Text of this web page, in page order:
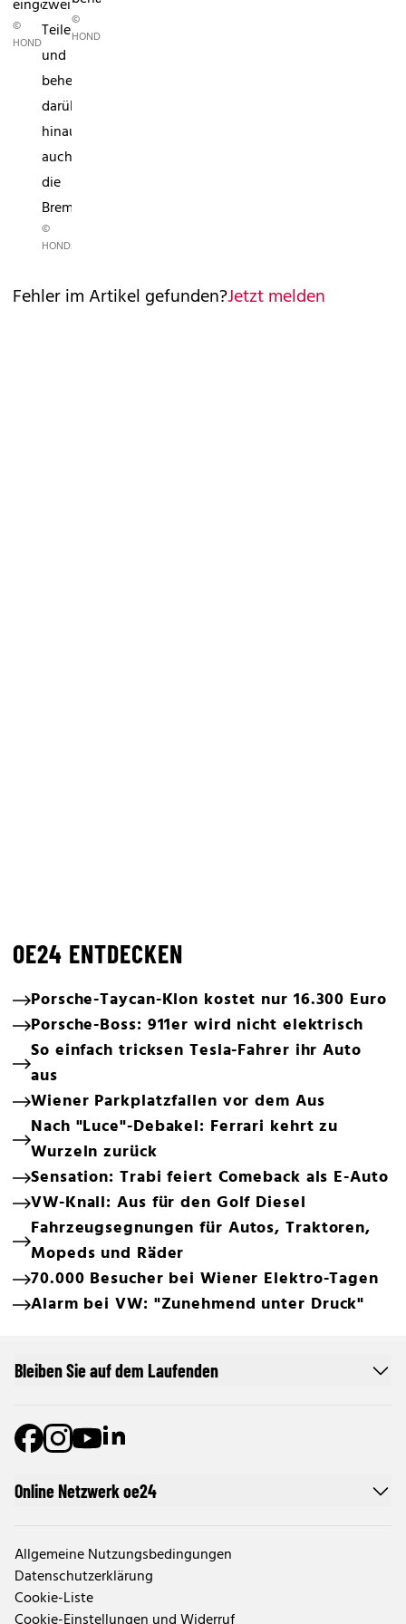
eingebüßt.
©
HONDA
zwei
Teile
und
beherbergt
darüber
hinaus
auch
die
Bremsleuchte.
©
HONDA
©
HONDA
Fehler im Artikel gefunden?Jetzt melden
OE24 ENTDECKEN
Porsche-Taycan-Klon kostet nur 16.300 Euro
Porsche-Boss: 911er wird nicht elektrisch
So einfach tricksen Tesla-Fahrer ihr Auto
aus
Wiener Parkplatzfallen vor dem Aus
Nach "Luce"-Debakel: Ferrari kehrt zu
Wurzeln zurück
Sensation: Trabi feiert Comeback als E-Auto
VW-Knall: Aus für den Golf Diesel
Fahrzeugsegnungen für Autos, Traktoren,
Mopeds und Räder
70.000 Besucher bei Wiener Elektro-Tagen
Alarm bei VW: "Zunehmend unter Druck"
Online Netzwerk oe24
Allgemeine Nutzungsbedingungen
Datenschutzerklärung
Cookie-Liste
Bleiben Sie auf dem Laufenden